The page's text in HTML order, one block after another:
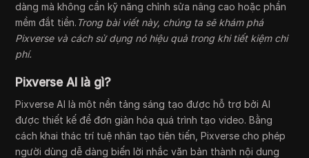
dàng mà không cần kỹ năng chỉnh sửa nâng cao hoặc phần
mềm đắt tiền. Trong bài viết này, chúng ta sẽ khám phá
Pixverse và cách sử dụng nó hiệu quả trong khi tiết kiệm chi
phí.
Pixverse AI là gì?
Pixverse AI là một nền tảng sáng tạo được hỗ trợ bởi AI
được thiết kế để đơn giản hóa quá trình tạo video. Bằng
cách khai thác trí tuệ nhân tạo tiên tiến, Pixverse cho phép
người dùng dễ dàng biến lời nhắc văn bản thành nội dung